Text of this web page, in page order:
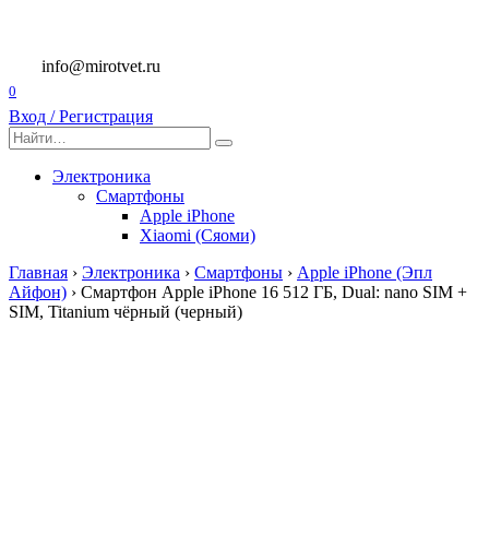
содержанию
info@mirotvet.ru
0
Вход / Регистрация
Search
for:
Электроника
Смартфоны
Apple iPhone
Xiaomi (Сяоми)
Главная › Электроника › Смартфоны › Apple iPhone (Эпл
Айфон) › Смартфон Apple iPhone 16 512 ГБ, Dual: nano SIM +
SIM, Titanium чёрный (черный)